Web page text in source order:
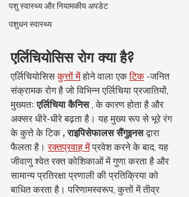
पशु स्वास्थ्य और नियामकीय अपडेट
पशुधन स्वास्थ्य
एर्लिचियोसिस रोग क्या है?
एर्लिचियोसिस कुत्तों में होने वाला एक टिक -जनित
संक्रामक रोग है जो विभिन्न एर्लिचिया प्रजातियों,
मुख्यतः एर्लिचिया कैनिस , के कारण होता है और
अक्सर धीरे-धीरे बढ़ता है। यह मुख्य रूप से भूरे रंग
के कुत्ते के टिक , राइपिसेफालस सैंगुइनस द्वारा
फैलता है। रक्तप्रवाह में प्रवेश करने के बाद, यह
जीवाणु श्वेत रक्त कोशिकाओं में गुणा करता है और
सामान्य प्रतिरक्षा प्रणाली की प्रतिक्रिया को
बाधित करता है। परिणामस्वरूप, कुत्तों में तीव्र